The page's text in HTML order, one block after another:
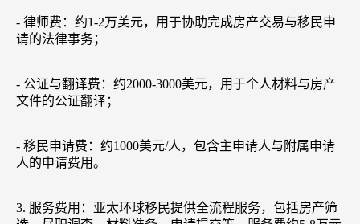
- 律师费：约1-2万美元，用于协助完成房产交易与移民申
请的法律事务；
- 公证与翻译费：约2000-3000美元，用于个人材料与房产
文件的公证翻译；
- 移民申请费：约1000美元/人，包含主申请人与附属申请
人的申请费用。
3. 服务费用：亚太环球移民提供全流程服务，包括房产筛